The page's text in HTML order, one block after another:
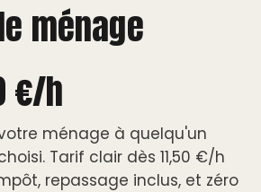
ménage
€/h
ménage à quelqu'un
Tarif clair dès 11,50 €/h
repassage inclus, et zéro